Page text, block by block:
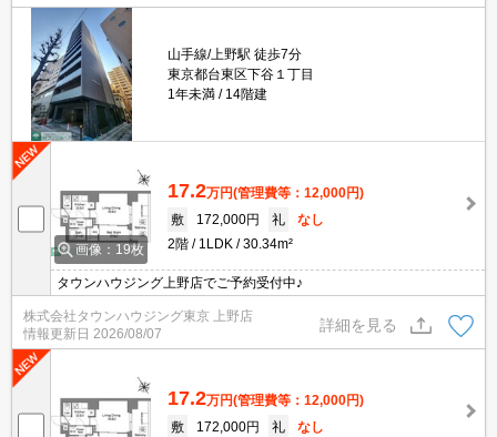
山手線/上野駅 徒歩7分
東京都台東区下谷１丁目
1年未満
14階建
画像：19枚
17.2万円(管理費等：12,000円)
敷
172,000円 礼
なし
2階
1LDK 30.34m²
タウンハウジング上野店でご予約受付中♪
株式会社タウンハウジング東京 上野店
情報更新日 2026/08/07
詳細を見る
17.2万円(管理費等：12,000円)
敷
172,000円 礼
なし